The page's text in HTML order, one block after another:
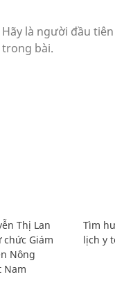
Thị Lan
Giám
Nông
Nam
Tìm
lịch y